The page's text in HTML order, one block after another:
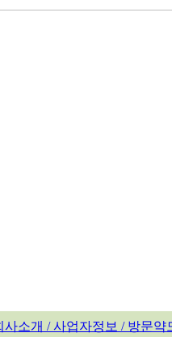
사소개 / 사업자정보 / 방문약